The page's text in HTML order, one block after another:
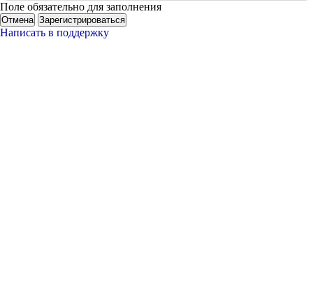
Поле обязательно для заполнения
Отмена Зарегистрироваться
Написать в поддержку